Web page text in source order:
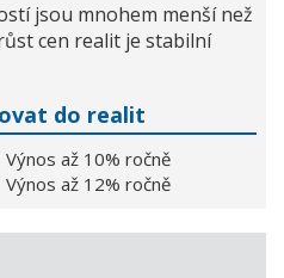
jsou mnohem menší než
cen realit je stabilní
do realit
Výnos až 10% ročně
Výnos až 12% ročně